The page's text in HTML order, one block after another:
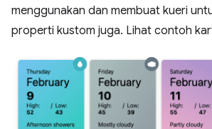
menggunakan dan membuat kueri
properti kustom juga. Lihat contoh